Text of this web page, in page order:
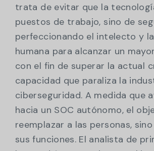
trata de evitar que la
puestos de trabajo, sino de
perfeccionando el intelecto y
humana para alcanzar un
con el fin de superar la actual
capacidad que paraliza la
ciberseguridad. A medida que
hacia un SOC autónomo, el
reemplazar a las personas,
sus funciones. El analista de